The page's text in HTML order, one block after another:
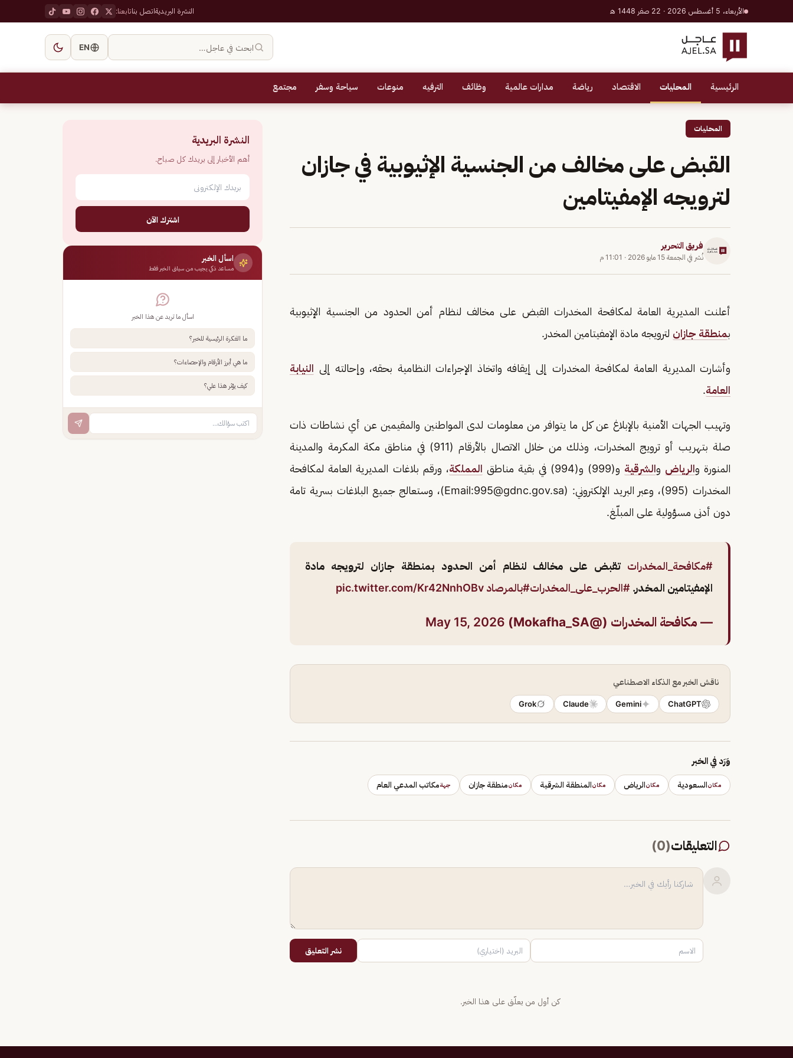
الأربعاء، 5 أغسطس 2026 · 22 صفر 1448 هـ النشرة البريديةاتصل بناتابعنا:
ابحث في عاجل… EN
الرئيسية المحليات الاقتصاد رياضة مدارات عالمية وظائف الترفيه منوعات سياحة وسفر مجتمع
المحليات
القبض على مخالف من الجنسية الإثيوبية في جازان
لترويجه الإمفيتامين
فريق التحرير
نُشر في الجمعة 15 مايو 2026 · 11:01 م
أعلنت المديرية العامة لمكافحة المخدرات القبض على مخالف لنظام أمن الحدود من الجنسية الإثيوبية
بمنطقة جازان لترويجه مادة الإمفيتامين المخدر.
وأشارت المديرية العامة لمكافحة المخدرات إلى إيقافه واتخاذ الإجراءات النظامية بحقه، وإحالته إلى النيابة
العامة.
وتهيب الجهات الأمنية بالإبلاغ عن كل ما يتوافر من معلومات لدى المواطنين والمقيمين عن أي نشاطات ذات
صلة بتهريب أو ترويج المخدرات، وذلك من خلال الاتصال بالأرقام (911) في مناطق مكة المكرمة والمدينة
المنورة والرياض والشرقية و(999) و(994) في بقية مناطق المملكة، ورقم بلاغات المديرية العامة لمكافحة
المخدرات (995)، وعبر البريد الإلكتروني: (Email:
995@gdnc.gov.sa
)، وستعالج جميع البلاغات بسرية تامة
دون أدنى مسؤولية على المبلّغ.
#مكافحة_المخدرات تقبض على مخالف لنظام أمن الحدود بمنطقة جازان لترويجه مادة
الإمفيتامين المخدر. #الحرب_على_المخدرات#بالمرصاد pic.twitter.com/Kr42NnhOBv
— مكافحة المخدرات (@Mokafha_SA) May 15, 2026
ناقش الخبر مع الذكاء الاصطناعي
ChatGPT
Gemini
Claude
Grok
وَرَد في الخبر
مكانالسعودية مكانالرياض مكانالمنطقة الشرقية مكانمنطقة جازان جهةمكاتب المدعي العام
التعليقات(
0
)
نشر التعليق
كن أول من يعلّق على هذا الخبر.
النشرة البريدية
أهم الأخبار إلى بريدك كل صباح.
اشترك الآن
اسأل الخبر
مساعد ذكي يجيب من سياق الخبر فقط
اسأل ما تريد عن هذا الخبر
ما الفكرة الرئيسية للخبر؟
ما هي أبرز الأرقام والإحصاءات؟
كيف يؤثر هذا علي؟